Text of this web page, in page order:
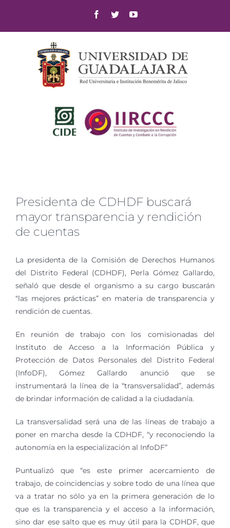
content
Facebook
TwitterYouTube
Presidenta de CDHDF buscará
mayor transparencia y rendición
de cuentas
La presidenta de la Comisión de Derechos Humanos
del Distrito Federal (CDHDF), Perla Gómez Gallardo,
señaló que desde el organismo a su cargo buscarán
“las mejores prácticas” en materia de transparencia y
rendición de cuentas.
En reunión de trabajo con los comisionadas del
Instituto de Acceso a la Información Pública y
Protección de Datos Personales del Distrito Federal
(InfoDF), Gómez Gallardo anunció que se
instrumentará la línea de la “transversalidad”, además
de brindar información de calidad a la ciudadanía.
La transversalidad será una de las líneas de trabajo a
poner en marcha desde la CDHDF, “y reconociendo la
autonomía en la especialización al InfoDF”
Puntualizó que “es este primer acercamiento de
trabajo, de coincidencias y sobre todo de una línea que
va a tratar no sólo ya en la primera generación de lo
que es la transparencia y el acceso a la información,
sino dar ese salto que es muy útil para la CDHDF, que